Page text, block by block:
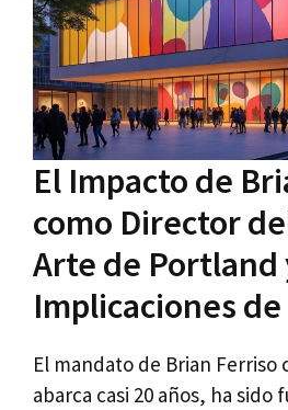
El Impacto de
como Director
Arte de Portland
Implicaciones de
El mandato de Brian
abarca casi 20 años, ha